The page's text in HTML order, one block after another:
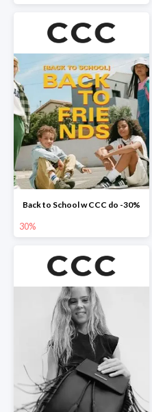
Back to School w CCC do -30%
30%